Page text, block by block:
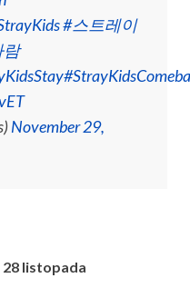
#스트레이
람
November 29,
28 listopada